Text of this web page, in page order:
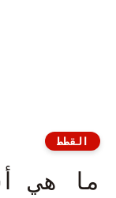
القطط
ما هي